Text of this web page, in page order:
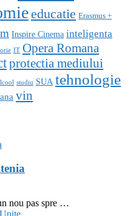
educatie Erasmus +
Inspire Cinema inteligenta
IT Opera Romana
protectia mediului
studiu SUA tehnologie
vin
nou pas spre …